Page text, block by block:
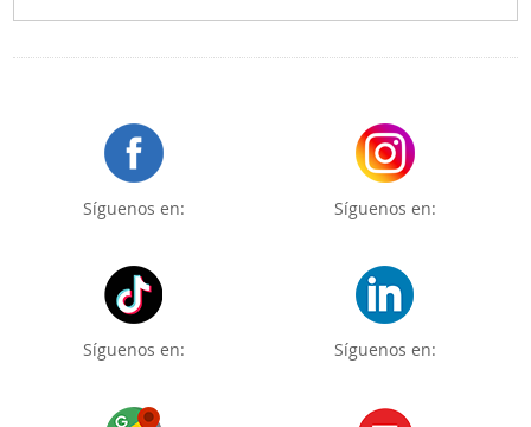
Síguenos en: Síguenos en:
Síguenos en: Síguenos en: